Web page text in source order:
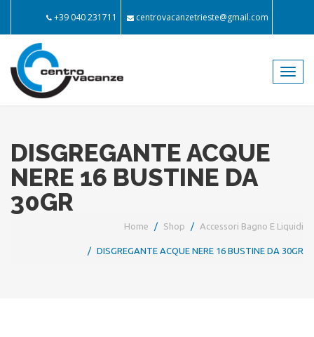
+39 040 231711 centrovacanzetrieste@gmail.com
DISGREGANTE ACQUE
NERE 16 BUSTINE DA
30GR
Home Shop Accessori Bagno E Liquidi
DISGREGANTE ACQUE NERE 16 BUSTINE DA 30GR